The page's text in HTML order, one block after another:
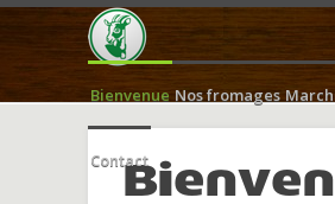
Bienvenue Nos fromages
Contact